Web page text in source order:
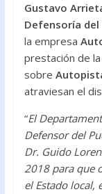
Gustavo
Defensoría del
la empresa
prestación de
sobre
atraviesan el
“El
Defensor del
Dr. Guido
2018 para que
el Estado local,